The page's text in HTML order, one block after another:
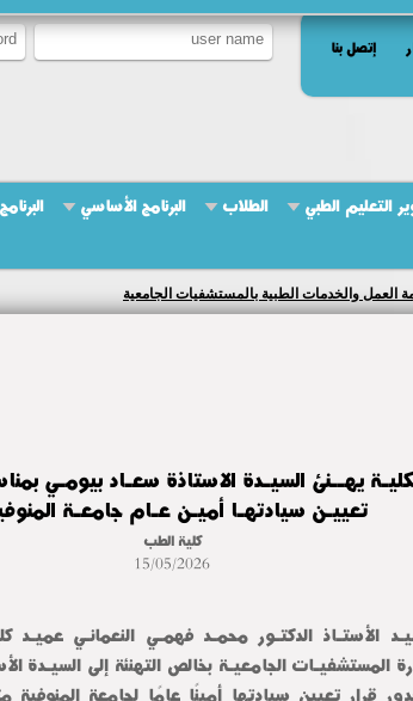
إتصل بنا
التعليم الطبي الطلاب البرنامج الأساسي
العمل والخدمات الطبية بالمستشفيات الجامعية
يهــنئ السيـدة الاستاذة سعـاد بيومـي
تعييـن سيادتهـا أميـن عـام جامعـة
كلية الطب
15/05/2026